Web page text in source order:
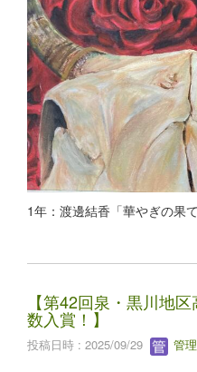
1年：渡邊結香「華やぎの果
【第42回泉・黒川地
数入賞！】
投稿日時 : 2025/09/29 管